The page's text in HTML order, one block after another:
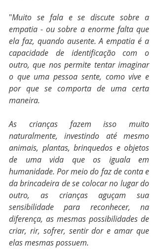
"Muito se fala e se discute sobre a
empatia - ou sobre a enorme falta que
ela faz, quando ausente. A empatia é a
capacidade de identificação com o
outro, que nos permite tentar imaginar
o que uma pessoa sente, como vive e
por que se comporta de uma certa
maneira.
As crianças fazem isso muito
naturalmente, investindo até mesmo
animais, plantas, brinquedos e objetos
de uma vida que os iguala em
humanidade. Por meio do faz de conta e
da brincadeira de se colocar no lugar do
outro, as crianças aguçam sua
sensibilidade para reconhecer, na
diferença, as mesmas possibilidades de
criar, rir, sofrer, sentir dor e amar que
elas mesmas possuem.